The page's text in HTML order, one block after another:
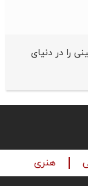
را در دنیای
هنری